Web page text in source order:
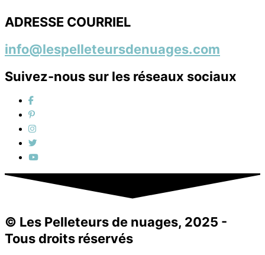
ADRESSE COURRIEL
info@lespelleteursdenuages.com
Suivez-nous sur les réseaux sociaux
© Les Pelleteurs de nuages, 2025 -
Tous droits réservés